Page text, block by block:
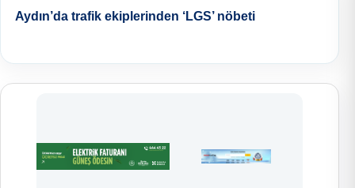
Aydın’da trafik ekiplerinden ‘LGS’ nöbeti